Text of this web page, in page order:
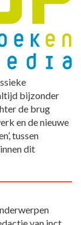
bijzonder
de brug
en de nieuwe
tussen
dit